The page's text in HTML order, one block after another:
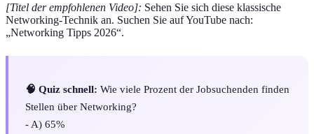
[Titel der empfohlenen Video]: Sehen Sie sich diese klassische
Networking-Technik an. Suchen Sie auf YouTube nach:
„Networking Tipps 2026“.
🧠 Quiz schnell: Wie viele Prozent der Jobsuchenden finden
Stellen über Networking?
- A) 65%